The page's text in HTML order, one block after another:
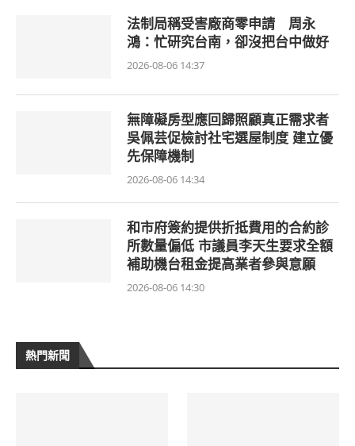
法制局稱受害廠商零申請 周永
鴻：忙研究台南，卻沒把台中做好
2026-08-06 14:37
無障礙房型應回歸照顧真正需求者
吳佩芸促檢討社宅選屋制度 建立優
先保障機制
2026-08-06 14:34
和市府簽約提供折抵費用的合約診
所數量偏低 市議員李天生要求全額
補助機台租金提高業者參與意願
2026-08-06 14:30
熱門新聞